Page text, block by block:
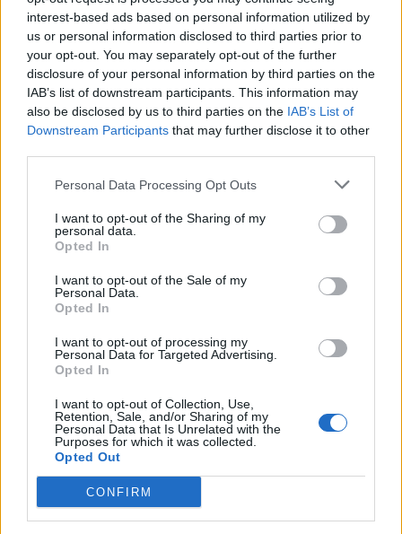
interest-based ads based on personal information utilized by
us or personal information disclosed to third parties prior to
your opt-out. You may separately opt-out of the further
disclosure of your personal information by third parties on the
IAB’s list of downstream participants. This information may
also be disclosed by us to third parties on the IAB’s List of
Downstream Participants that may further disclose it to other
Personal Data Processing Opt Outs
I want to opt-out of the Sharing of my
personal data.
Opted In
I want to opt-out of the Sale of my
Personal Data.
Opted In
I want to opt-out of processing my
Personal Data for Targeted Advertising.
Opted In
I want to opt-out of Collection, Use,
Retention, Sale, and/or Sharing of my
Personal Data that Is Unrelated with the
Purposes for which it was collected.
Opted Out
CONFIRM
ulkomaanoption
KHL:n palkkakuninkaat julki – mukana 6 leijonapelaajaa
Edellinen artikkeli
– käyttää sopimuksen
ulkomaanoption
jatkumassa elokuussa –
Leijonat julkisti ketjut Sveitsi-peliin –
Aleksander Barkov tekee paluun
kaukaloon
Venäläisveskari sekosi Suomen 2.